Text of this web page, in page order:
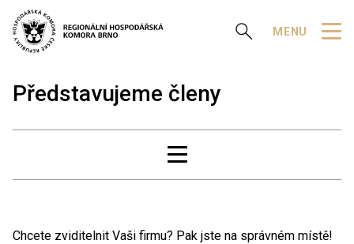
Zobrazit vyhledávání
MENU
Představujeme členy
Chcete zviditelnit Vaši firmu? Pak jste na správném místě!